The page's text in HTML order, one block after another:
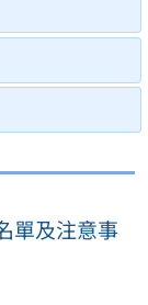
單及注意事